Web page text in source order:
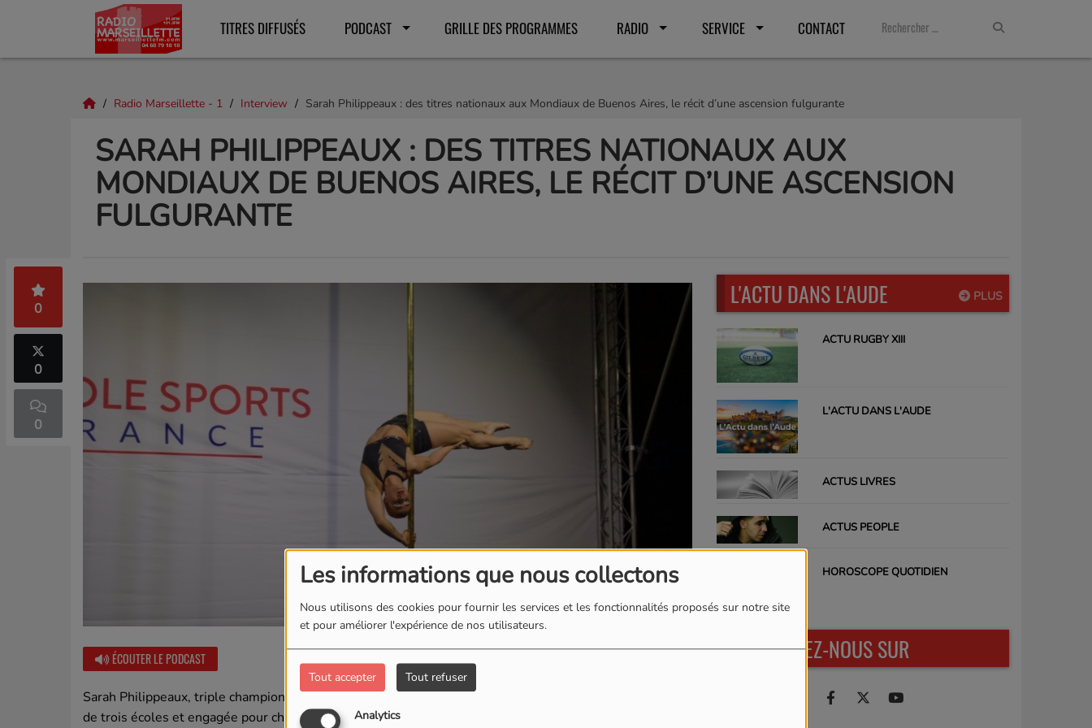
Les informations que nous collectons
Nous utilisons des cookies pour fournir les services et les fonctionnalités proposés sur notre site
et pour améliorer l'expérience de nos utilisateurs.
Tout accepter Tout refuser
Analytics
TITRES DIFFUSÉS PODCAST GRILLE DES PROGRAMMES RADIO SERVICE CONTACT
Radio Marseillette - 1 Interview Sarah Philippeaux : des titres nationaux aux Mondiaux de Buenos Aires, le récit d’une ascension fulgurante
SARAH PHILIPPEAUX : DES TITRES NATIONAUX AUX
MONDIAUX DE BUENOS AIRES, LE RÉCIT D’UNE ASCENSION
FULGURANTE
0
0
0
ÉCOUTER LE PODCAST
Sarah Philippeaux, triple championne de France de pole dance et cheffe d’entreprise de 27 ans, à la tête
de trois écoles et engagée pour changer l’image de la discipline, elle évoque son parcours, ses
PLUS
L'ACTU DANS L'AUDE
ACTU RUGBY XIII
L'ACTU DANS L'AUDE
ACTUS LIVRES
ACTUS PEOPLE
HOROSCOPE QUOTIDIEN
RETROUVEZ-NOUS SUR